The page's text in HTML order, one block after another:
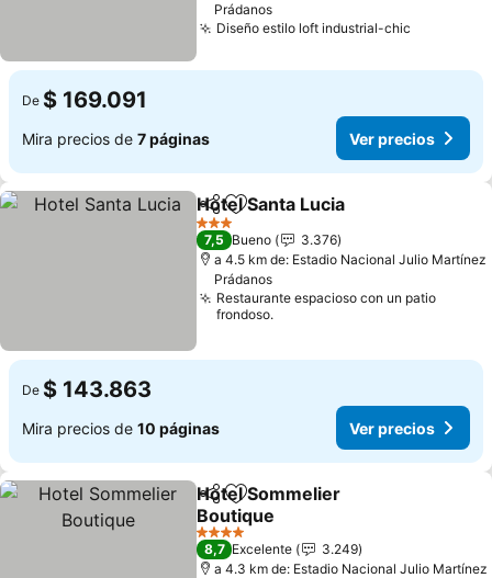
Prádanos
Diseño estilo loft industrial-chic
De $ 169.091
Mira precios de 7 páginas Ver precios
CompartirAgregar a favoritos
Hotel Santa Lucia
3 Estrellas
7,5 Bueno
3.376
a 4.5 km de: Estadio Nacional Julio Martínez
Prádanos
Restaurante espacioso con un patio
frondoso.
De $ 143.863
Mira precios de 10 páginas Ver precios
CompartirAgregar a favoritos
Hotel Sommelier
Boutique
Ver precios
4 Estrellas
8,7 Excelente
3.249
a 4.3 km de: Estadio Nacional Julio Martínez